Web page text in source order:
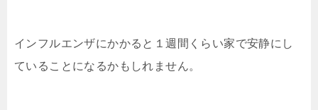
インフルエンザにかかると１週間くらい家で安静にし
ていることになるかもしれません。